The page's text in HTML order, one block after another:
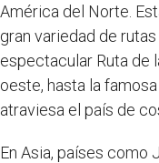
América del Norte.
gran variedad de
espectacular Ruta de
oeste, hasta la
atraviesa el país de
En Asia, países como